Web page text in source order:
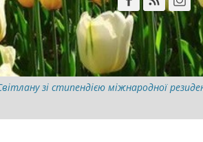
зі стипендією міжнародної